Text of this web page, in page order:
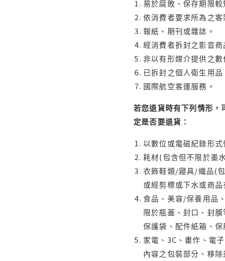
易於腐敗、保存期限
依消費者要求所為之
報紙、期刊或雜誌。
經消費者拆封之影音商
非以有形媒介提供之
已拆封之個人衛生用
國際航空客運服務。
若您退貨時有下列情形
定是否要退貨：
以數位或電磁紀錄形
耗材(包含但不限於墨
衣飾鞋類/寢具/織品(
或經剪標或下水或商
食品、美容/保養用品
限於瓶蓋、封口、封
保護袋、配件紙箱、
家電、3C、畫作、電
內容之包裝部分、移